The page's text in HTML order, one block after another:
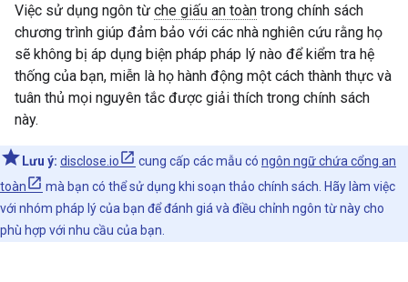
Việc sử dụng ngôn từ che giấu an toàn trong chính sách
chương trình giúp đảm bảo với các nhà nghiên cứu rằng họ
sẽ không bị áp dụng biện pháp pháp lý nào để kiểm tra hệ
thống của bạn, miễn là họ hành động một cách thành thực và
tuân thủ mọi nguyên tắc được giải thích trong chính sách
này.
Lưu ý: disclose.io cung cấp các mẫu có ngôn ngữ chứa cổng an
toàn
mà bạn có thể sử dụng khi soạn thảo chính sách. Hãy làm việc
với nhóm pháp lý của bạn để đánh giá và điều chỉnh ngôn từ này cho
phù hợp với nhu cầu của bạn.